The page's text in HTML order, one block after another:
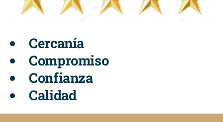
Cercanía
Compromiso
Confianza
Calidad